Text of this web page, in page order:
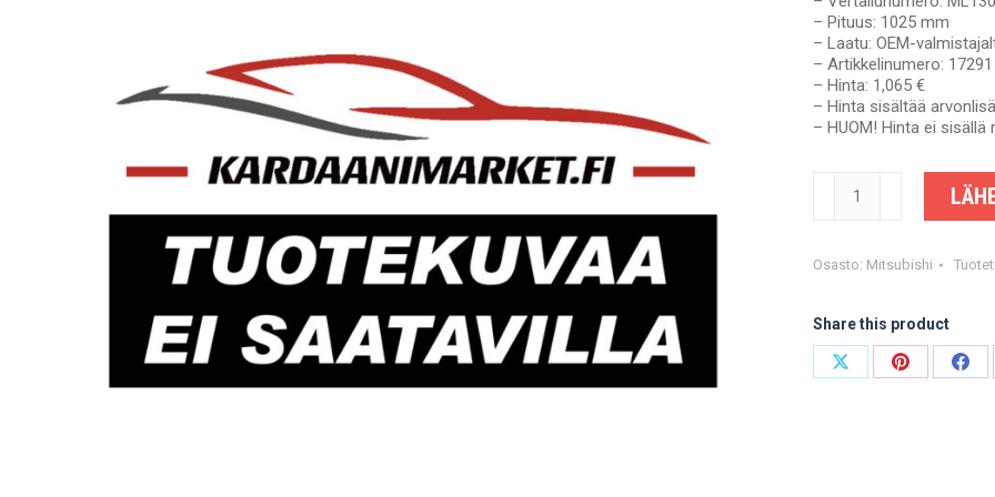
– Pituus: 1025 mm
– Laatu: OEM-
– Artikkelinumero: 17291
– Hinta: 1,065 €
– Hinta sisältää
– HUOM! Hinta ei sisällä
CANTER
-
määrä
Osasto: Mitsubishi
Share this product
Share
Share